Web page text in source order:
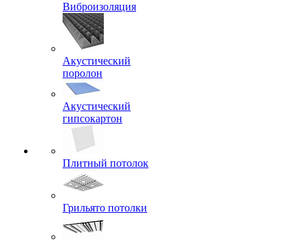
Виброизоляция
Акустический
поролон
Акустический
гипсокартон
Плитный потолок
Грильято потолки